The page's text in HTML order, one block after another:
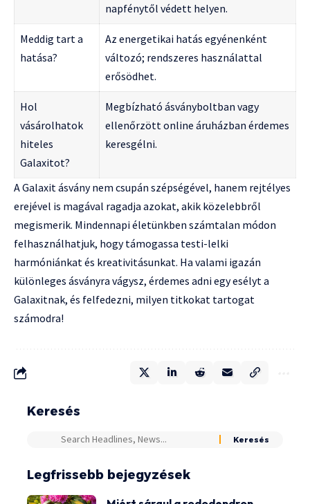
napfénytől védett helyen.
Meddig tart a
hatása?
Az energetikai hatás egyénenként
változó; rendszeres használattal
erősödhet.
Hol
vásárolhatok
hiteles
Galaxitot?
Megbízható ásványboltban vagy
ellenőrzött online áruházban érdemes
keresgélni.
A Galaxit ásvány nem csupán szépségével, hanem rejtélyes
erejével is magával ragadja azokat, akik közelebbről
megismerik. Mindennapi életünkben számtalan módon
felhasználhatjuk, hogy támogassa testi-lelki
harmóniánkat és kreativitásunkat. Ha valami igazán
különleges ásványra vágysz, érdemes adni egy esélyt a
Galaxitnak, és felfedezni, milyen titkokat tartogat
számodra!
Keresés
Legfrissebb bejegyzések